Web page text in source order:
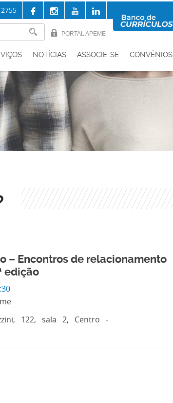
PORTAL APEME
NOTÍCIAS ASSOCIE-SE CONVÊNIOS
– Encontros de relacionamento
edição
122, sala 2, Centro -